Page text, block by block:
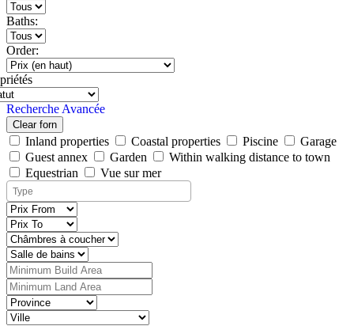
Baths:
Order:
Recherche Avancée
Clear forn
Inland properties Coastal properties Piscine
Garage
Guest annex
Garden
Within walking distance to town
Equestrian
Vue sur mer